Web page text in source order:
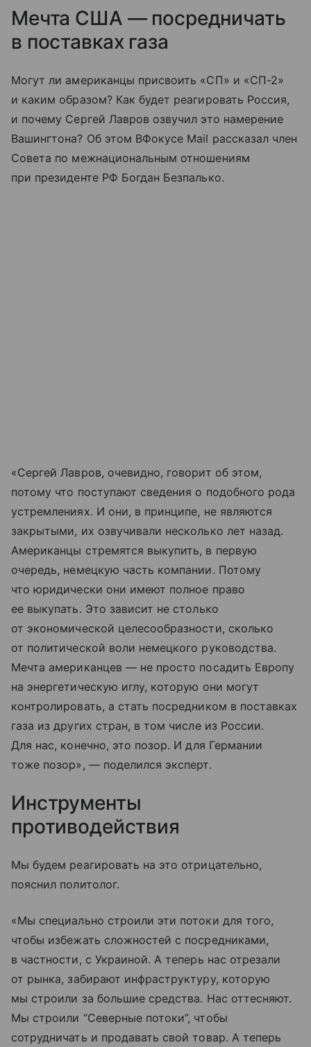
Мечта США — посредничать
в поставках газа
Могут ли американцы присвоить «СП» и «СП-2»
и каким образом? Как будет реагировать Россия,
и почему Сергей Лавров озвучил это намерение
Вашингтона? Об этом ВФокусе Mail рассказал член
Совета по межнациональным отношениям
при президенте РФ Богдан Безпалько.
«Сергей Лавров, очевидно, говорит об этом,
потому что поступают сведения о подобного рода
устремлениях. И они, в принципе, не являются
закрытыми, их озвучивали несколько лет назад.
Американцы стремятся выкупить, в первую
очередь, немецкую часть компании. Потому
что юридически они имеют полное право
ее выкупать. Это зависит не столько
от экономической целесообразности, сколько
от политической воли немецкого руководства.
Мечта американцев — не просто посадить Европу
на энергетическую иглу, которую они могут
контролировать, а стать посредником в поставках
газа из других стран, в том числе из России.
Для нас, конечно, это позор. И для Германии
тоже позор», — поделился эксперт.
Инструменты
противодействия
Мы будем реагировать на это отрицательно,
пояснил политолог.
«Мы специально строили эти потоки для того,
чтобы избежать сложностей с посредниками,
в частности, с Украиной. А теперь нас отрезали
от рынка, забирают инфраструктуру, которую
мы строили за большие средства. Нас оттесняют.
Мы строили “Северные потоки”, чтобы
сотрудничать и продавать свой товар. А теперь